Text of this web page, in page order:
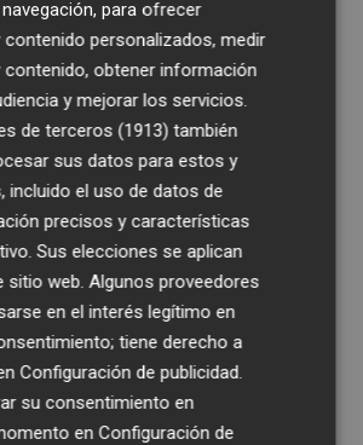
para ofrecer
contenido personalizados, medir
contenido, obtener información
y mejorar los servicios.
de terceros (1913) también
sus datos para estos y
incluido el uso de datos de
precisos y características
Sus elecciones se aplican
sitio web. Algunos proveedores
en el interés legítimo en
tiene derecho a
Configuración de publicidad
su consentimiento en
enConfiguración de